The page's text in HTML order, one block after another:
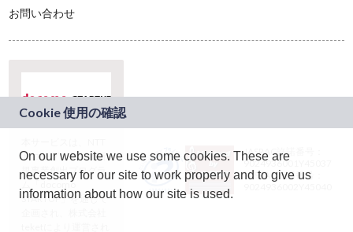
お問い合わせ
ドコモグループの新
規事業創出プログラ
ム「docomo
STARTUP」を通じて
JASRAC許諾番号：
9024936001Y45037
JASRAC許諾番号：
On our website we use some cookies. These are
necessary for our site to work properly and to give us
information about how our site is used.